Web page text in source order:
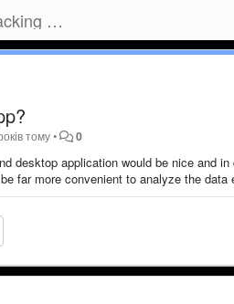
Fuelio - mileage tracking app for Android
тому• 0
desktop application would be nice and in
far more convenient to analyze the